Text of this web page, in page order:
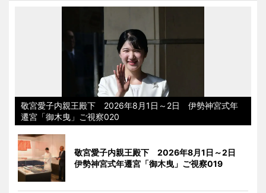
敬宮愛子内親王殿下 2026年8月1日～2日 伊勢神宮式年
遷宮「御木曳」ご視察020
敬宮愛子内親王殿下 2026年8月1日～2日
伊勢神宮式年遷宮「御木曳」ご視察019